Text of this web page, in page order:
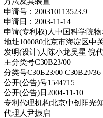
申请号：200310113523.9
申请日：2003-11-14
申请(专利权)人中国科学院
地址100080北京市海淀区中
发明(设计)人陈小龙吴星 倪
主分类号C30B23/00
分类号C30B23/00 C30B29/36
公开(公告)号1544715
公开(公告)日2004-11-10
专利代理机构北京中创阳光
代理人尹振启